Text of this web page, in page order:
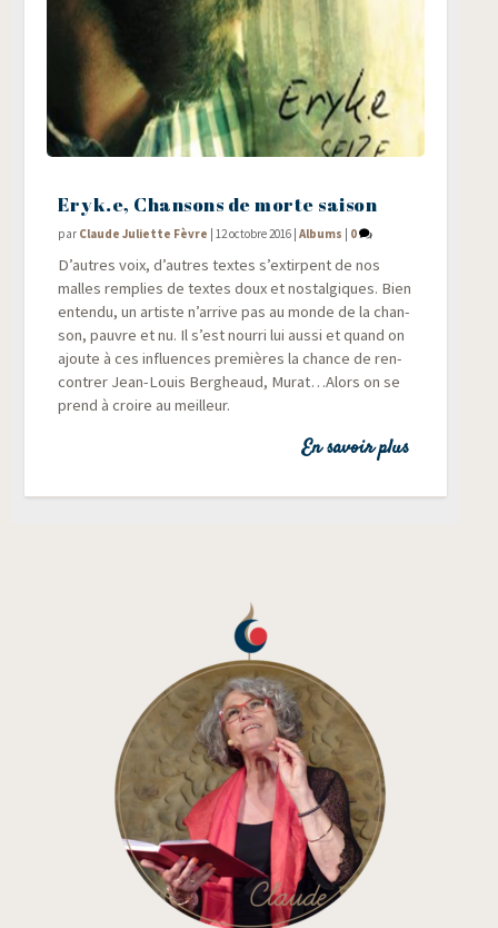
Eryk.e, Chansons de morte saison
par Claude Juliette Fèvre |12 octobre 2016 |Albums 0
D’autres voix, d’autres textes s’extirpent de nos
malles rem­plies de textes doux et nos­tal­giques. Bien
enten­du, un artiste n’arrive pas au monde de la chan­
son, pauvre et nu. Il s’est nour­ri lui aus­si et quand on
ajoute à ces influences pre­mières la chance de ren­
con­trer Jean-Louis Ber­gheaud, Murat…Alors on se
prend à croire au meilleur.
En savoir plus